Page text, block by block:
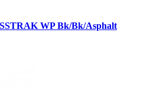
WP Bk/Bk/Asphalt